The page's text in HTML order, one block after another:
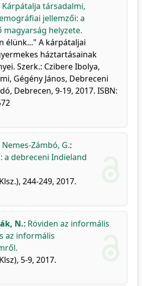
Kárpátalja társadalmi,
jellemzői: a
magyarság helyzete.
élünk..." A kárpátaljai
háztartásainak
Szerk.: Czibere Ibolya,
Gégény János, Debreceni
Debrecen, 9-19, 2017. ISBN:
Nemes-Zámbó, G.:
a debreceni Indieland
244-249, 2017.
N.: Röviden az informális
az informális
5-9, 2017.